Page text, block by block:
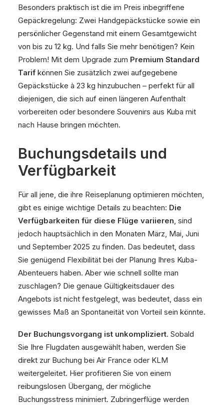
Besonders praktisch ist die im Preis inbegriffene
Gepäckregelung: Zwei Handgepäckstücke sowie ein
persönlicher Gegenstand mit einem Gesamtgewicht
von bis zu 12 kg. Und falls Sie mehr benötigen? Kein
Problem! Mit dem Upgrade zum Premium Standard
Tarif können Sie zusätzlich zwei aufgegebene
Gepäckstücke à 23 kg hinzubuchen – perfekt für all
diejenigen, die sich auf einen längeren Aufenthalt
vorbereiten oder besondere Souvenirs aus Kuba mit
nach Hause bringen möchten.
Buchungsdetails und
Verfügbarkeit
Für all jene, die ihre Reiseplanung optimieren möchten,
gibt es einige wichtige Details zu beachten: Die
Verfügbarkeiten für diese Flüge variieren, sind
jedoch hauptsächlich in den Monaten März, Mai, Juni
und September 2025 zu finden. Das bedeutet, dass
Sie genügend Flexibilität bei der Planung Ihres Kuba-
Abenteuers haben. Aber wie schnell sollte man
zuschlagen? Die genaue Gültigkeitsdauer des
Angebots ist nicht festgelegt, was bedeutet, dass ein
gewisses Maß an Spontaneität von Vorteil sein könnte.
Der Buchungsvorgang ist unkompliziert. Sobald
Sie Ihre Flugdaten ausgewählt haben, werden Sie
direkt zur Buchung bei Air France oder KLM
weitergeleitet. Hier profitieren Sie von einem
reibungslosen Übergang, der mögliche
Buchungsstress minimiert. Zubringerflüge werden